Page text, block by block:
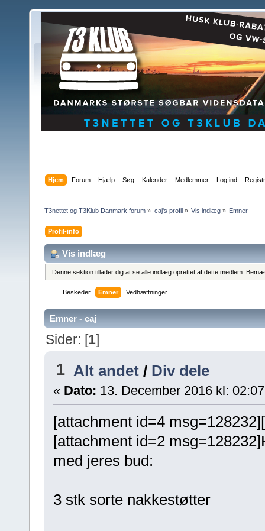
Hjem Forum Hjælp Søg Kalender Medlemmer Log ind
T3nettet og T3Klub Danmark forum » caj's profil» Vis indlæg» Emner
Profil-info
Vis indlæg
Denne sektion tillader dig at se alle indlæg oprettet af dette medlem.
Beskeder Emner Vedhæftninger
Emner - caj
Sider: [1]
1 Alt andet / Div dele
« Dato: 13. December 2016 kl:
[attachment id=4
[attachment id=2
med jeres bud:
3 stk sorte nakkestøtter